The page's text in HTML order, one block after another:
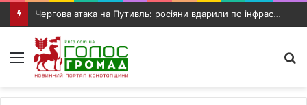
Чергова атака на Путивль: росіяни вдарили по інфраструктурному об’єкту та автомобілю
Меню